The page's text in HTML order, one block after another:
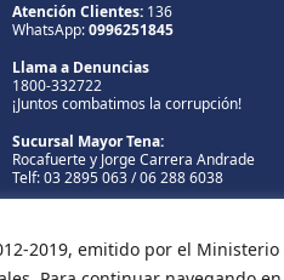
2019, emitido por el
Atención Clientes: 136
WhatsApp:0996251845
Llama a Denuncias
1800-332722
¡Juntos combatimos la corrupción!
Sucursal Mayor Tena:
Rocafuerte y Jorge Carrera Andrade
Telf: 03 2895 063 / 06 288 6038
Telf: 03 2998 691 / 03 2998 694